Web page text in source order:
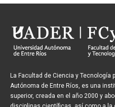
La Facultad de Ciencia y Tecnología
Autónoma de Entre Ríos, es una
superior, creada en el año 2000 y